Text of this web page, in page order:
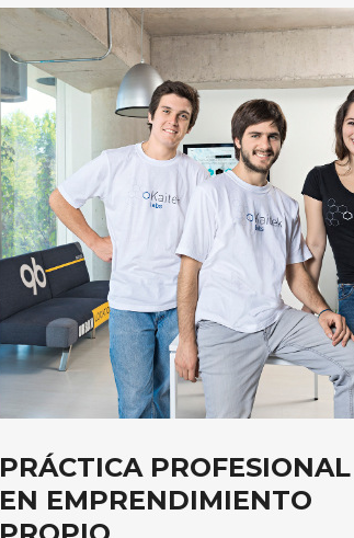
PRÁCTICA PROFESIONAL
EN EMPRENDIMIENTO